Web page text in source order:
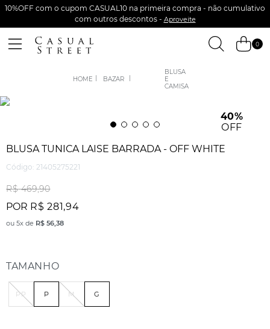
10%OFF com o cupom CASUAL10 na primeira compra - não cumulativo
com outros descontos - Aproveite
0
BAZAR
BLUSA
E
CAMISA
40%
OFF
BLUSA TUNICA LAISE BARRADA - OFF WHITE
Código: 21405275221
R$ 469,90
POR R$ 281,94
ou 5x de R$ 56,38
TAMANHO
PP P M G